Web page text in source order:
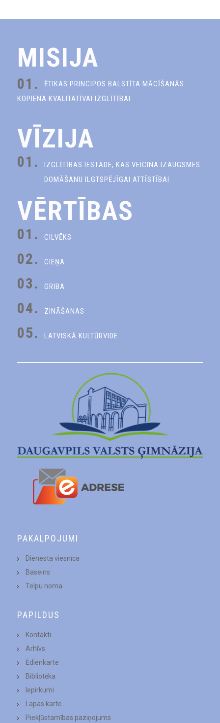
MISIJA
01.
ĒTIKAS PRINCIPOS BALSTĪTA MĀCĪŠANĀS
KOPIENA KVALITATĪVAI IZGLĪTĪBAI
VĪZIJA
01.
IZGLĪTĪBAS IESTĀDE, KAS VEICINA IZAUGSMES
DOMĀŠANU ILGTSPĒJĪGAI ATTĪSTĪBAI
VĒRTĪBAS
01. CILVĒKS
02. CIEŅA
03. GRIBA
04. ZINĀŠANAS
05. LATVISKĀ KULTŪRVIDE
PAKALPOJUMI
Dienesta viesnīca
Baseins
Telpu noma
PAPILDUS
Kontakti
Arhīvs
Ēdienkarte
Bibliotēka
Iepirkumi
Lapas karte
Piekļūstamības paziņojums